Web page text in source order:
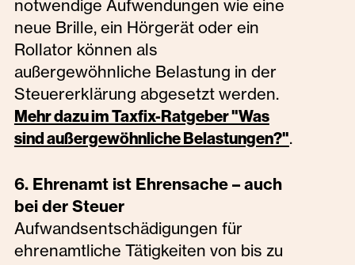
notwendige Aufwendungen wie eine
neue Brille, ein Hörgerät oder ein
Rollator können als
außergewöhnliche Belastung in der
Steuererklärung abgesetzt werden.
Mehr dazu im Taxfix-Ratgeber "Was
sind außergewöhnliche Belastungen?".
6. Ehrenamt ist Ehrensache – auch
bei der Steuer
Aufwandsentschädigungen für
ehrenamtliche Tätigkeiten von bis zu